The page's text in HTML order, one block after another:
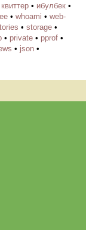
квиттер • ибулбек •
• whoami • web-
• storage •
• private • pprof •
• json •